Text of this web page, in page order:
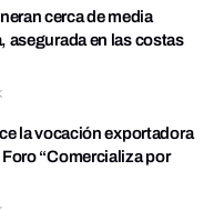
cerca de media
asegurada en las costas
la vocación exportadora
“Comercializa por